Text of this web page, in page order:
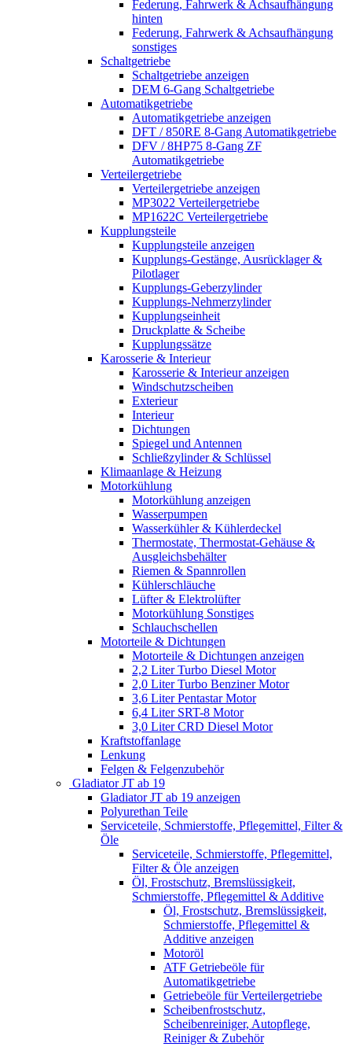
Federung, Fahrwerk & Achsaufhängung
hinten
Federung, Fahrwerk & Achsaufhängung
sonstiges
Schaltgetriebe
Schaltgetriebe anzeigen
DEM 6-Gang Schaltgetriebe
Automatikgetriebe
Automatikgetriebe anzeigen
DFT / 850RE 8-Gang Automatikgetriebe
DFV / 8HP75 8-Gang ZF
Automatikgetriebe
Verteilergetriebe
Verteilergetriebe anzeigen
MP3022 Verteilergetriebe
MP1622C Verteilergetriebe
Kupplungsteile
Kupplungsteile anzeigen
Kupplungs-Gestänge, Ausrücklager &
Pilotlager
Kupplungs-Geberzylinder
Kupplungs-Nehmerzylinder
Kupplungseinheit
Druckplatte & Scheibe
Kupplungssätze
Karosserie & Interieur
Karosserie & Interieur anzeigen
Windschutzscheiben
Exterieur
Interieur
Dichtungen
Spiegel und Antennen
Schließzylinder & Schlüssel
Klimaanlage & Heizung
Motorkühlung
Motorkühlung anzeigen
Wasserpumpen
Wasserkühler & Kühlerdeckel
Thermostate, Thermostat-Gehäuse &
Ausgleichsbehälter
Riemen & Spannrollen
Kühlerschläuche
Lüfter & Elektrolüfter
Motorkühlung Sonstiges
Schlauchschellen
Motorteile & Dichtungen
Motorteile & Dichtungen anzeigen
2,2 Liter Turbo Diesel Motor
2,0 Liter Turbo Benziner Motor
3,6 Liter Pentastar Motor
6,4 Liter SRT-8 Motor
3,0 Liter CRD Diesel Motor
Kraftstoffanlage
Lenkung
Felgen & Felgenzubehör
Gladiator JT ab 19
Gladiator JT ab 19 anzeigen
Polyurethan Teile
Serviceteile, Schmierstoffe, Pflegemittel, Filter &
Öle
Serviceteile, Schmierstoffe, Pflegemittel,
Filter & Öle anzeigen
Öl, Frostschutz, Bremslüssigkeit,
Schmierstoffe, Pflegemittel & Additive
Öl, Frostschutz, Bremslüssigkeit,
Schmierstoffe, Pflegemittel &
Additive anzeigen
Motoröl
ATF Getriebeöle für
Automatikgetriebe
Getriebeöle für Verteilergetriebe
Scheibenfrostschutz,
Scheibenreiniger, Autopflege,
Reiniger & Zubehör